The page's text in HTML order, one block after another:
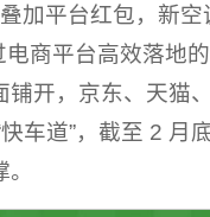
加平台红包，新
商平台高效落地
开，京东、天猫
车道”，截至 2 月